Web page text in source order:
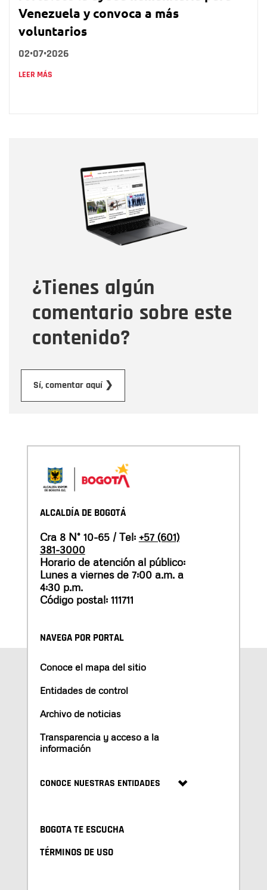
Venezuela y convoca a más
voluntarios
02•07•2026
LEER MÁS
¿Tienes algún
comentario sobre este
contenido?
Sí, comentar aquí ❯
Correo electrónico
Tipo de comentario
Mensaje
ALCALDÍA DE BOGOTÁ
Cra 8 N° 10-65 / Tel: +57 (601)
381-3000
Horario de atención al público:
Lunes a viernes de 7:00 a.m. a
4:30 p.m.
Código postal: 111711
NAVEGA POR PORTAL
Conoce el mapa del sitio
Entidades de control
Archivo de noticias
Transparencia y acceso a la
información
CONOCE NUESTRAS ENTIDADES
BOGOTA TE ESCUCHA
TÉRMINOS DE USO